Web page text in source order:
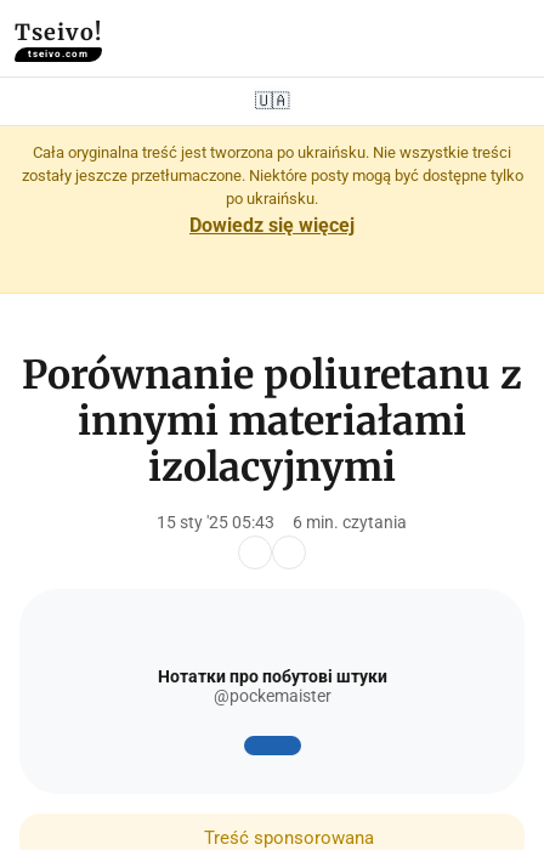
Tseivo!
tseivo.com
🇺🇦
Cała oryginalna treść jest tworzona po ukraińsku. Nie wszystkie treści
zostały jeszcze przetłumaczone. Niektóre posty mogą być dostępne tylko
po ukraińsku.
Dowiedz się więcej
Porównanie poliuretanu z
innymi materiałami
izolacyjnymi
15 sty '25 05:43 6 min. czytania
Нотатки про побутові штуки
@pockemaister
Treść sponsorowana